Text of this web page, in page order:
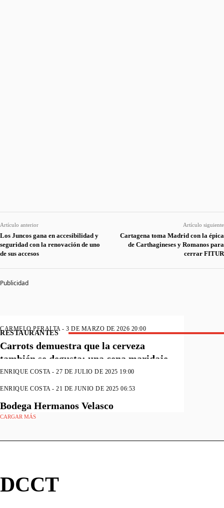
Artículo anterior
Los Juncos gana en accesibilidad y
seguridad con la renovación de uno
de sus accesos
Artículo siguiente
Cartagena toma Madrid con la épica
de Carthagineses y Romanos para
cerrar FITUR
Publicidad
RESTAURANTES
CARMELO PERALTA - 3 DE MARZO DE 2026 20:00
Carrots demuestra que la cerveza
también se degusta: una cena maridaje
que confirma que Cartagena quiere más
ENRIQUE COSTA - 27 DE JULIO DE 2025 19:00
Hamburguesería CIRCO
ENRIQUE COSTA - 21 DE JUNIO DE 2025 06:53
Bodega Hermanos Velasco
CARGAR MÁS
DCCT